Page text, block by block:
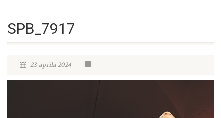
SPB_7917
23. aprila 2024